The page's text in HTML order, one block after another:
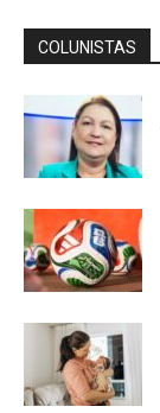
COLUNISTAS